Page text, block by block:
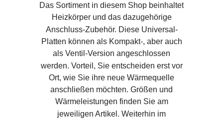
Das Sortiment in diesem Shop beinhaltet
Heizkörper und das dazugehörige
Anschluss-Zubehör. Diese Universal-
Platten können als Kompakt-, aber auch
als Ventil-Version angeschlossen
werden. Vorteil, Sie entscheiden erst vor
Ort, wie Sie ihre neue Wärmequelle
anschließen möchten. Größen und
Wärmeleistungen finden Sie am
jeweiligen Artikel. Weiterhin im